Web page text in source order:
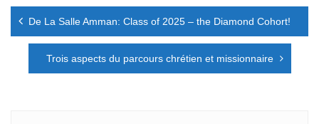
Navigation
l’article
De La Salle Amman: Class of 2025 – the Diamond Cohort!
Trois aspects du parcours chrétien et missionnaire